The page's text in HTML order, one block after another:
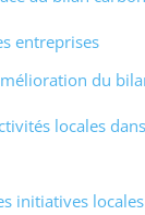
entreprises
du
locales
initiatives locales